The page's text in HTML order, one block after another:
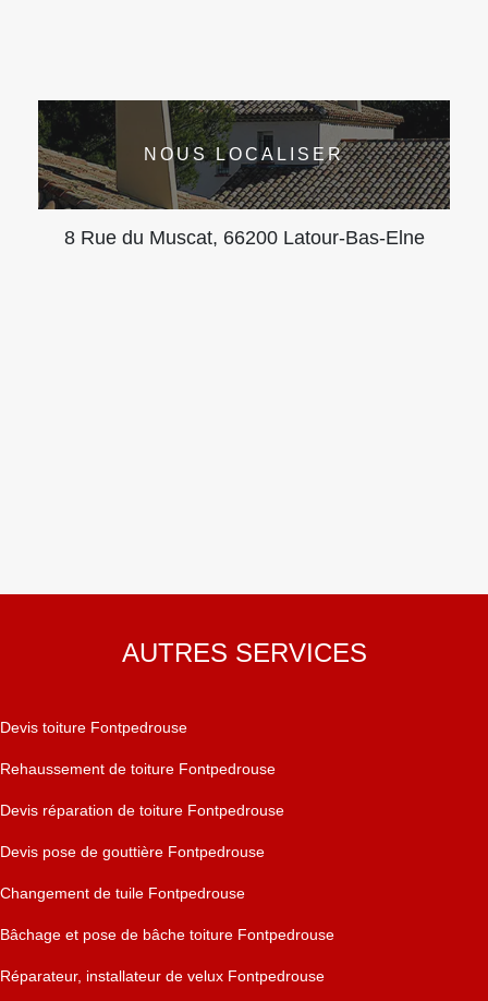
NOUS LOCALISER
8 Rue du Muscat, 66200 Latour-Bas-Elne
AUTRES SERVICES
Devis toiture Fontpedrouse
Rehaussement de toiture Fontpedrouse
Devis réparation de toiture Fontpedrouse
Devis pose de gouttière Fontpedrouse
Changement de tuile Fontpedrouse
Bâchage et pose de bâche toiture Fontpedrouse
Réparateur, installateur de velux Fontpedrouse